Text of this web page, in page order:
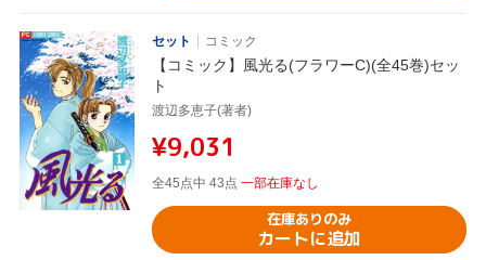
セット コミック
【コミック】風光る(フラワーC)(全45巻)セッ
ト
渡辺多恵子(著者)
¥9,031
全45点中 43点 一部在庫なし
在庫ありのみ
カートに追加